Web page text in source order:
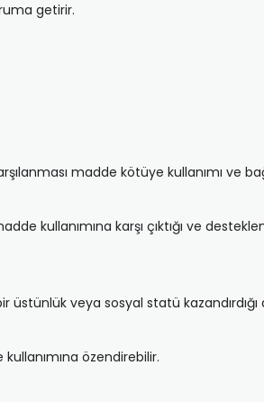
getirir.
madde kötüye kullanımı ve
kullanımına karşı çıktığı ve
üstünlük veya sosyal statü
özendirebilir.